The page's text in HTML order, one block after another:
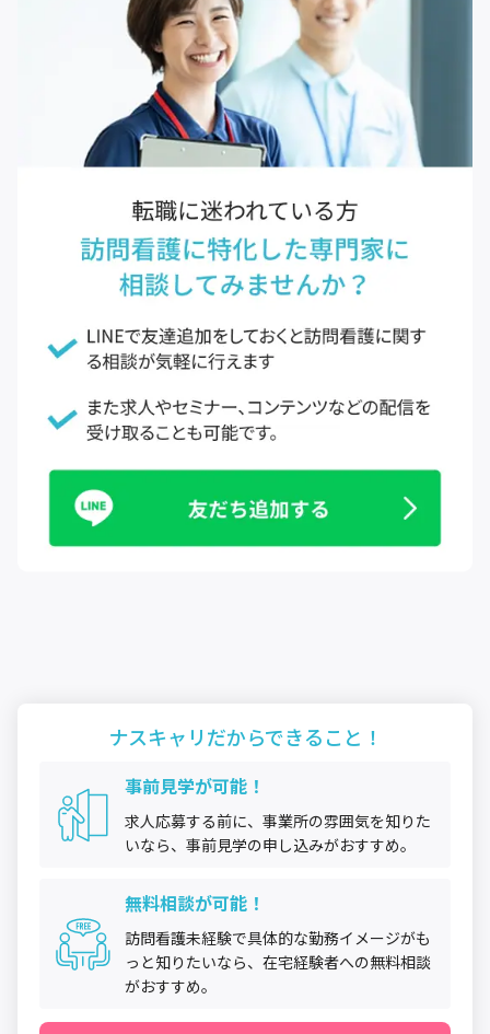
ナスキャリだからできること！
事前見学が可能！
求人応募する前に、事業所の雰囲気を知りた
いなら、事前見学の申し込みがおすすめ。
無料相談が可能！
訪問看護未経験で具体的な勤務イメージがも
っと知りたいなら、在宅経験者への無料相談
がおすすめ。